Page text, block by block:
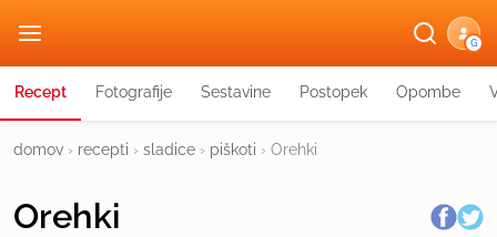
G
Recept Fotografije Sestavine Postopek Opombe
domov › recepti › sladice › piškoti › Orehki
Orehki